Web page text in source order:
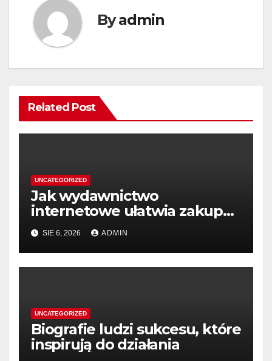
Byadmin
Related Post
UNCATEGORIZED
Jak wydawnictwo
internetowe ułatwia zakup
książek
SIE 6, 2026 ADMIN
UNCATEGORIZED
Biografie ludzi sukcesu, które
inspirują do działania